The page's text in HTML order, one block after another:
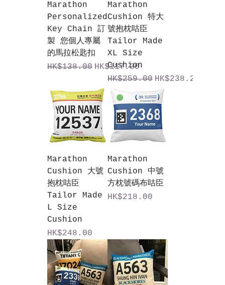
Marathon
Personalized
Key Chain 訂
製 您個人專屬
的馬拉松匙扣
一般價格
HK$138.00 促銷價格
HK$117.30
Marathon
Cushion 特大
號抱枕咕臣
Tailor Made
XL Size
Cushion
一般價格
HK$259.00 促銷價格
HK$238.28
Marathon
Cushion 大號
抱枕咕臣
Tailor Made
L Size
Cushion
價格
HK$248.00
Marathon
Cushion 中號
方枕號碼布咕臣
價格
HK$218.00